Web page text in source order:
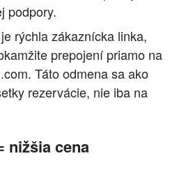
podpory.
rýchla zákaznícka linka,
prepojení priamo na
Táto odmena sa ako
rezervácie, nie iba na
nižšia cena